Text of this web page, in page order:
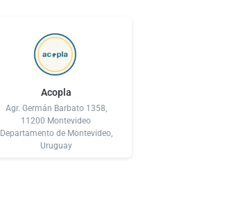
Acopla
Agr. Germán Barbato 1358,
11200 Montevideo
Departamento de Montevideo,
Uruguay